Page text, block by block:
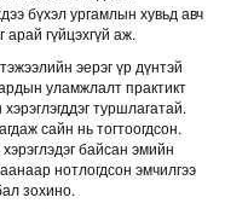
бүхэл ургамлын хувьд авч
арай гүйцэхгүй аж.
эерэг үр дүнтэй
уламжлалт практикт
туршлагатай.
сайн нь тогтоогдсон.
байсан эмийн
нотлогдсон эмчилгээ
зохино.